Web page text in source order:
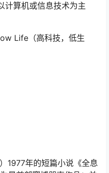
计算机或信息技术为主
Life（高科技，低生
1977年的短篇小说《全息